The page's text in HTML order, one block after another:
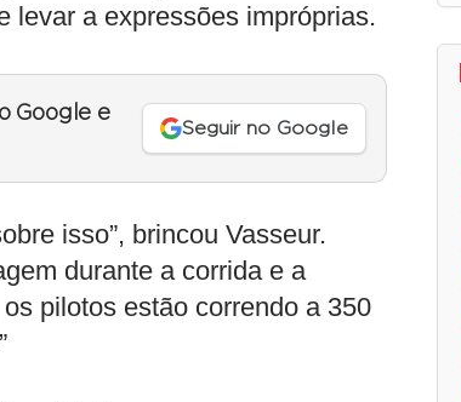
levar a expressões impróprias.
Google e
Seguir no Google
isso”, brincou Vasseur.
durante a corrida e a
pilotos estão correndo a 350